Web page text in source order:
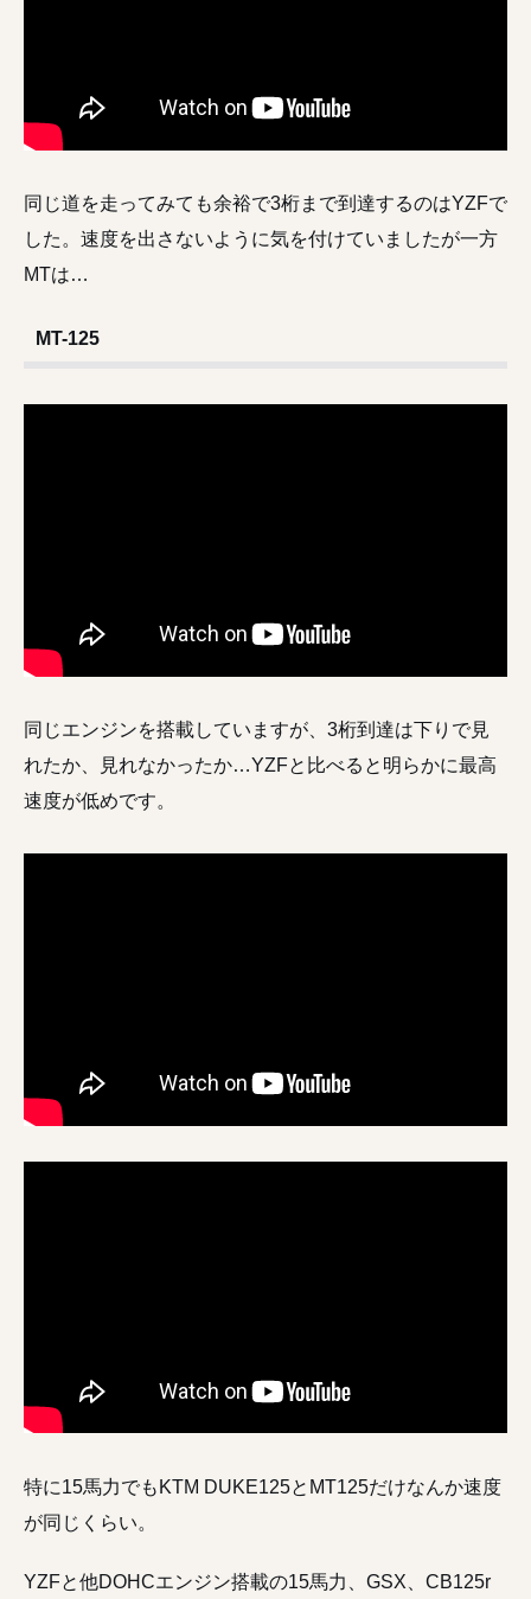
同じ道を走ってみても余裕で3桁まで到達するのはYZFで
した。速度を出さないように気を付けていましたが一方
MTは…
MT-125
同じエンジンを搭載していますが、3桁到達は下りで見
れたか、見れなかったか…YZFと比べると明らかに最高
速度が低めです。
特に15馬力でもKTM DUKE125とMT125だけなんか速度
が同じくらい。
YZFと他DOHCエンジン搭載の15馬力、GSX、CB125r